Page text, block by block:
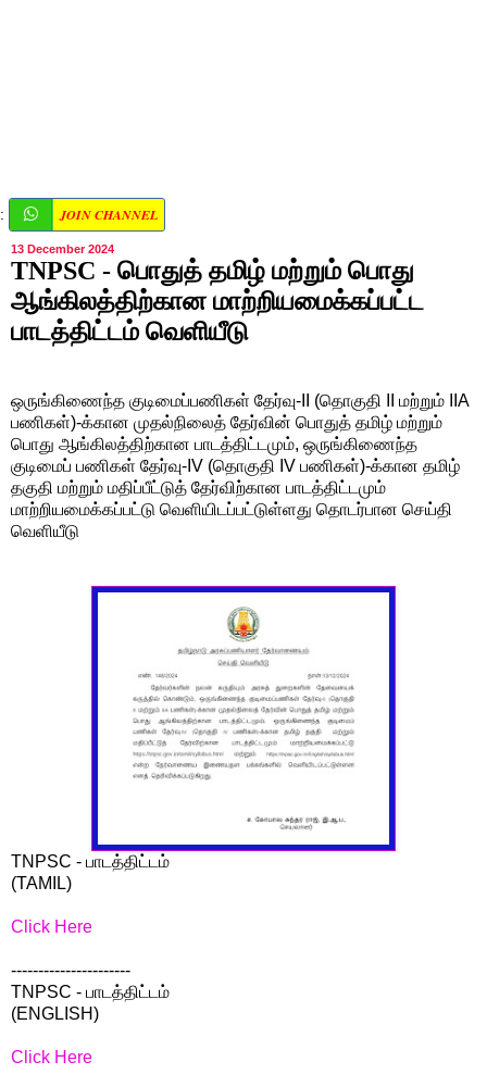
: JOIN CHANNEL
13 December 2024
TNPSC - பொதுத் தமிழ் மற்றும் பொது
ஆங்கிலத்திற்கான மாற்றியமைக்கப்பட்ட
பாடத்திட்டம் வெளியீடு
ஒருங்கிணைந்த குடிமைப்பணிகள்‌ தேர்வு-II (தொகுதி II மற்றும் IIA
பணிகள்‌)-க்கான முதல்நிலைத் தேர்வின் பொதுத் தமிழ் மற்றும்
பொது ஆங்கிலத்திற்கான பாடத்திட்டமும், ஒருங்கிணைந்த
குடிமைப் பணிகள்‌ தேர்வு-IV (தொகுதி IV பணிகள்‌)-க்கான தமிழ்
தகுதி மற்றும் மதிப்பீட்டுத் தேர்விற்கான பாடத்திட்டமும்
மாற்றியமைக்கப்பட்டு வெளியிடப்பட்டுள்ளது தொடர்பான செய்தி
வெளியீடு
TNPSC - பாடத்திட்டம்
(TAMIL)
Click Here
----------------------
TNPSC - பாடத்திட்டம்
(ENGLISH)
Click Here